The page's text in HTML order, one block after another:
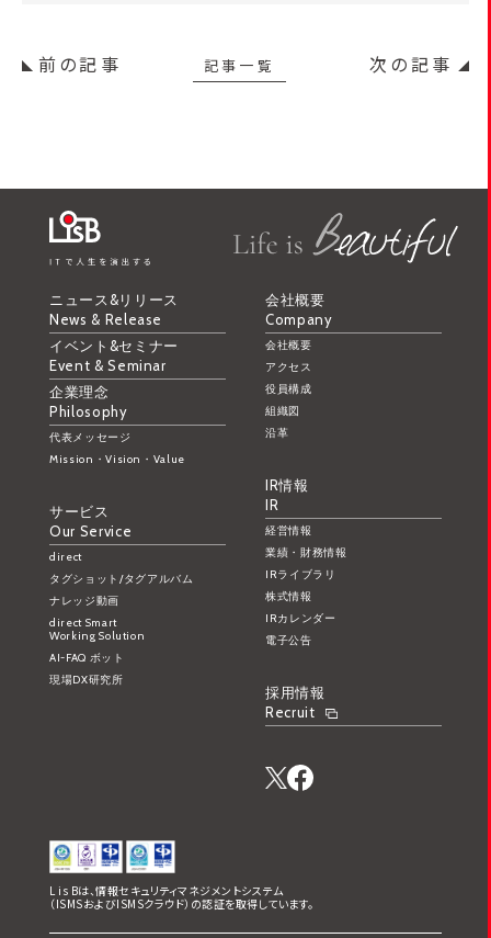
前の記事 次の記事
記事一覧
ニュース&リリース
News & Release
イベント&セミナー
Event & Seminar
企業理念
Philosophy
代表メッセージ
Mission・Vision・Value
サービス
Our Service
direct
タグショット/タグアルバム
ナレッジ動画
direct Smart
Working Solution
AI-FAQ ボット
現場DX研究所
会社概要
Company
会社概要
アクセス
役員構成
組織図
沿革
IR情報
IR
経営情報
業績・財務情報
IRライブラリ
株式情報
IRカレンダー
電子公告
採用情報
Recruit
L is Bは、情報セキュリティマネジメントシステム
（ISMSおよびISMSクラウド）の認証を取得しています。